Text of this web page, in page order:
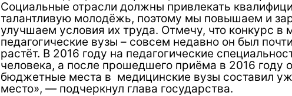
Социальные отрасли должны привлекать
талантливую молодёжь, поэтому мы повышаем и
улучшаем условия их труда. Отмечу, что конкурс в
педагогические вузы – совсем недавно он был
растёт. В 2016 году на педагогические
человека, а после прошедшего приёма в 2016 году
бюджетные места в медицинские вузы составил
место», — подчеркнул глава государства.